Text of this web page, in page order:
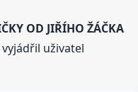
OD JIŘÍHO ŽÁČKA
uživatel